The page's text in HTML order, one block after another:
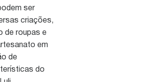
ser
criações,
de roupas e
em
de
do